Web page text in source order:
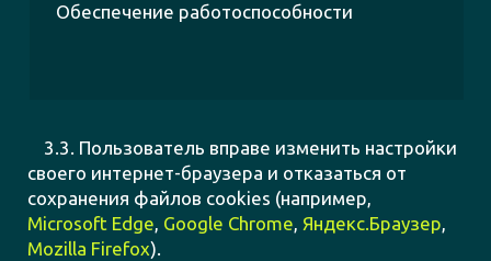
Обеспечение работоспособности
3.3. Пользователь вправе изменить настройки
своего интернет-браузера и отказаться от
сохранения файлов cookies (например,
Microsoft Edge, Google Chrome, Яндекс.Браузер,
Mozilla Firefox).